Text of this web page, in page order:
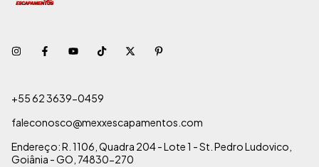
+55 62 3639-0459
faleconosco@mexxescapamentos.com
Endereço: R. 1106, Quadra 204 - Lote 1 - St. Pedro Ludovico,
Goiânia - GO, 74830-270